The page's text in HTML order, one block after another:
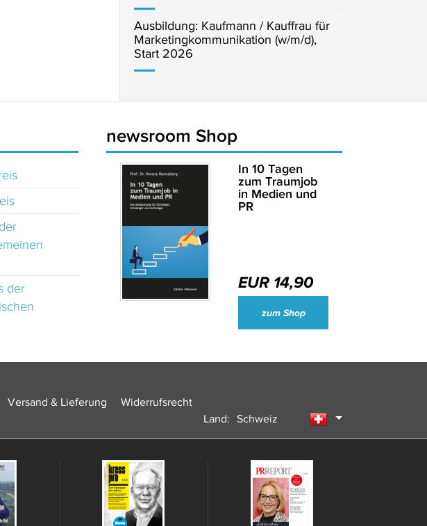
Ausbildung: Kaufmann / Kauffrau für
Marketingkommunikation (w/m/d),
Start 2026
Wirtschaftsjournalisten und Unternehmenssprecher des Jahres 2024
der
newsroom Shop
In 10 Tagen
zum Traumjob
in Medien und
PR
EUR 14,90
zum Shop
Versand & Lieferung
Widerrufsrecht
Land:
Schweiz